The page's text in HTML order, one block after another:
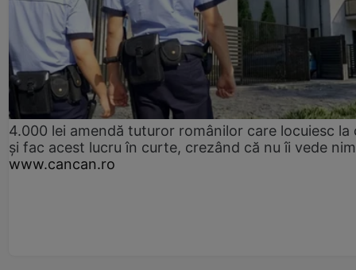
4.000 lei amendă tuturor românilor care locuiesc la
și fac acest lucru în curte, crezând că nu îi vede
www.cancan.ro